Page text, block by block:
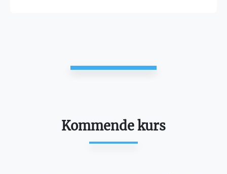
Kommende kurs